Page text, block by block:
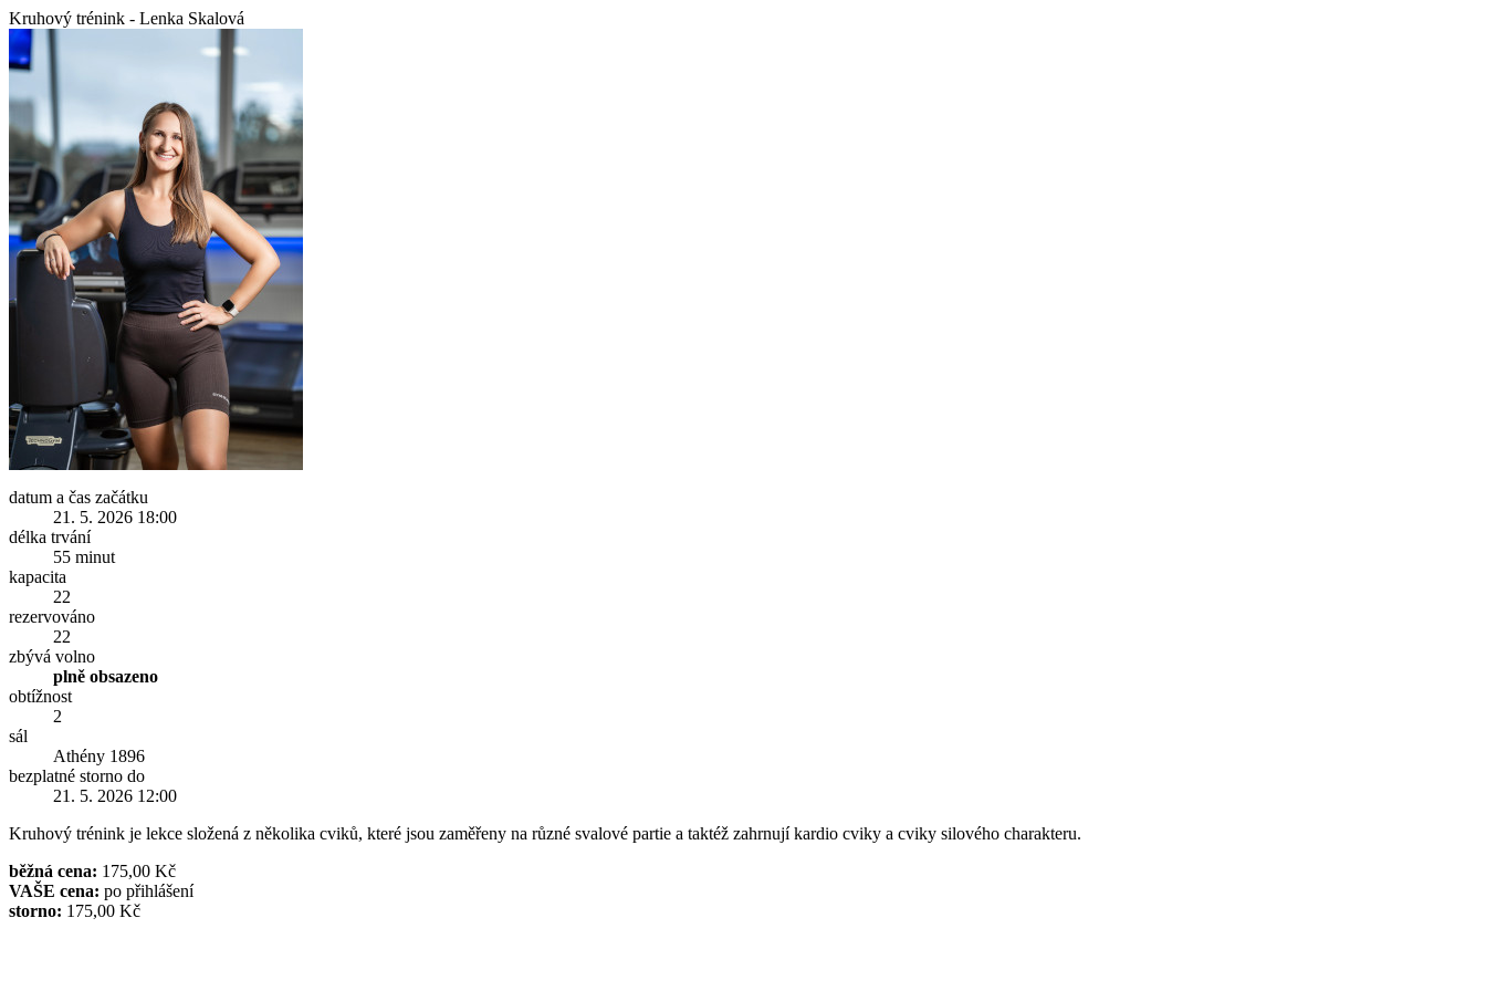
Kruhový trénink - Lenka Skalová
datum a čas začátku
21. 5. 2026 18:00
délka trvání
55 minut
kapacita
22
rezervováno
22
zbývá volno
plně obsazeno
obtížnost
2
sál
Athény 1896
bezplatné storno do
21. 5. 2026 12:00
Kruhový trénink je lekce složená z několika cviků, které jsou zaměřeny na různé svalové partie a taktéž zahrnují kardio cviky a cviky silového charakteru.
běžná cena: 175,00 Kč
VAŠE cena: po přihlášení
storno: 175,00 Kč